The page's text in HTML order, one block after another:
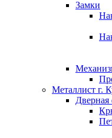
Замки
Металлист г.
Дверная